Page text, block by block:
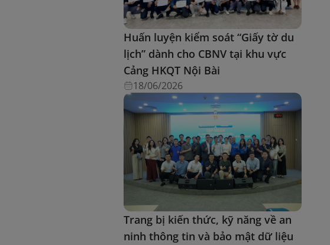
Huấn luyện kiểm soát “Giấy tờ du
lịch” dành cho CBNV tại khu vực
Cảng HKQT Nội Bài
18/06/2026
Trang bị kiến thức, kỹ năng về an
ninh thông tin và bảo mật dữ liệu